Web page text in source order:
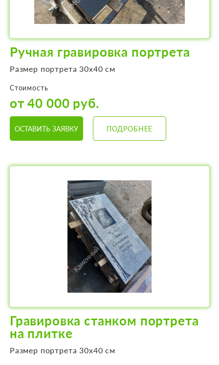
Ручная гравировка портрета
Размер портрета 30х40 см
Стоимость
от 40 000 руб.
ОСТАВИТЬ ЗАЯВКУ ПОДРОБНЕЕ
Гравировка станком портрета
на плитке
Размер портрета 30х40 см